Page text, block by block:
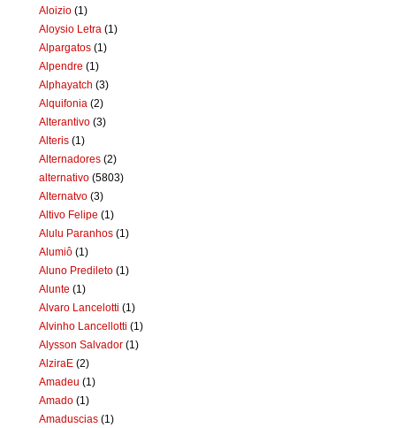
Aloizio (1)
Aloysio Letra (1)
Alpargatos (1)
Alpendre (1)
Alphayatch (3)
Alquifonia (2)
Alterantivo (3)
Alteris (1)
Alternadores (2)
alternativo (5803)
Alternatvo (3)
Altivo Felipe (1)
Alulu Paranhos (1)
Alumiô (1)
Aluno Predileto (1)
Alunte (1)
Alvaro Lancelotti (1)
Alvinho Lancellotti (1)
Alysson Salvador (1)
AlziraE (2)
Amadeu (1)
Amado (1)
Amaduscias (1)